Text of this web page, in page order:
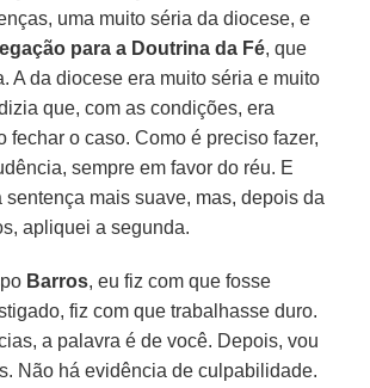
uma muito séria da diocese, e
para a Doutrina da Fé, que
A da diocese era muito séria e muito
que, com as condições, era
fechar o caso. Como é preciso fazer,
sempre em favor do réu. E
mais suave, mas, depois da
apliquei a segunda.
Barros, eu fiz com que fosse
fiz com que trabalhasse duro.
a palavra é de você. Depois, vou
Não há evidência de culpabilidade.